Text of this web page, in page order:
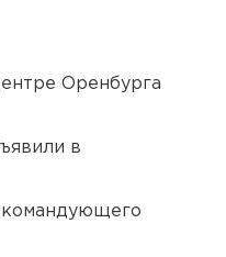
Оренбурга
в
командующего